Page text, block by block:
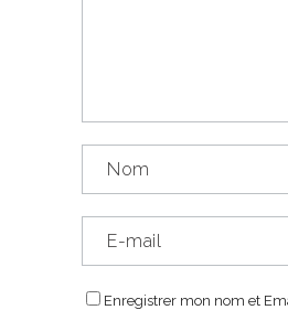
Enregistrer mon nom et